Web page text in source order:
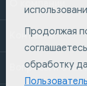
Контакты
Вопросы и
Продолжая
обработку